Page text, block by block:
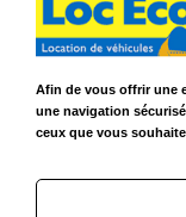
Afin de vous offrir une
une navigation
ceux que vous